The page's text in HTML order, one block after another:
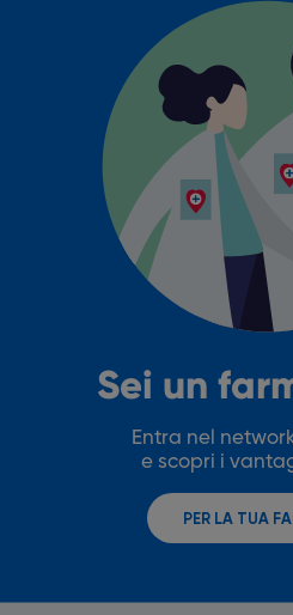
Sei un
Entra nel
e scopri i
PER LA TUA